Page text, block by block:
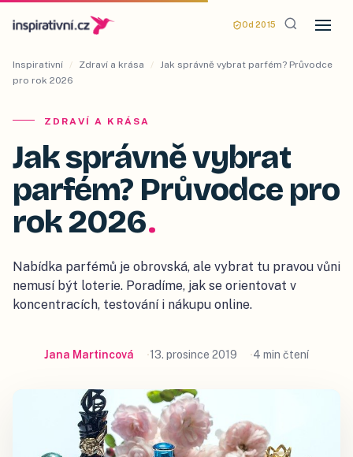
Od 2015
Inspirativní / Zdraví a krása / Jak správně vybrat parfém? Průvodce
pro rok 2026
ZDRAVÍ A KRÁSA
Jak správně vybrat
parfém? Průvodce pro
rok 2026.
Nabídka parfémů je obrovská, ale vybrat tu pravou vůni
nemusí být loterie. Poradíme, jak se orientovat v
koncentracích, testování i nákupu online.
Jana Martincová 13. prosince 2019 4 min čtení